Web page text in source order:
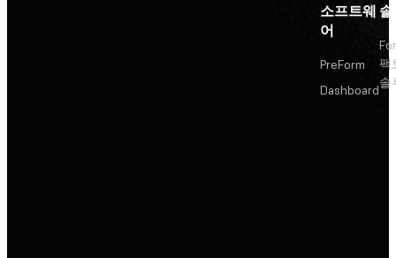
소프트웨
어
PreForm
Dashboard
팩
솔